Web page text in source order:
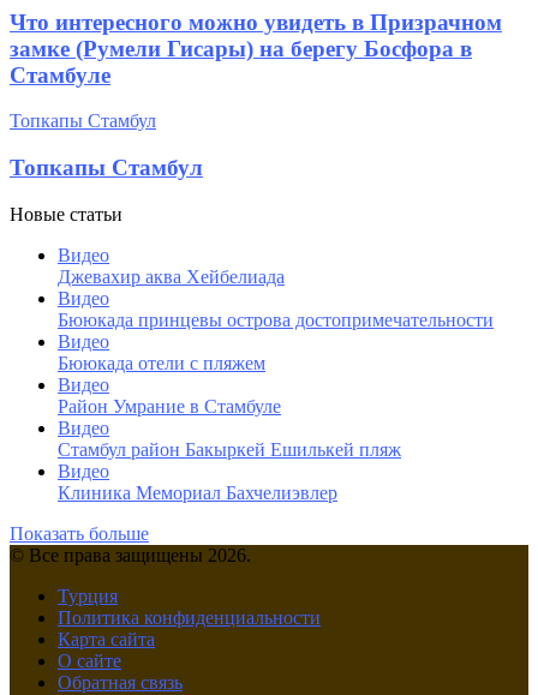
Что интересного можно увидеть в Призрачном
замке (Румели Гисары) на берегу Босфора в
Стамбуле
Топкапы Стамбул
Топкапы Стамбул
Новые статьи
Видео
Джевахир аква Хейбелиада
Видео
Бююкада принцевы острова достопримечательности
Видео
Бююкада отели с пляжем
Видео
Район Умрание в Стамбуле
Видео
Cтамбул район Бакыркей Ешилькей пляж
Видео
Клиника Мемориал Бахчелиэвлер
Показать больше
© Все права защищены 2026.
Турция
Политика конфиденциальности
Карта сайта
О сайте
Обратная связь